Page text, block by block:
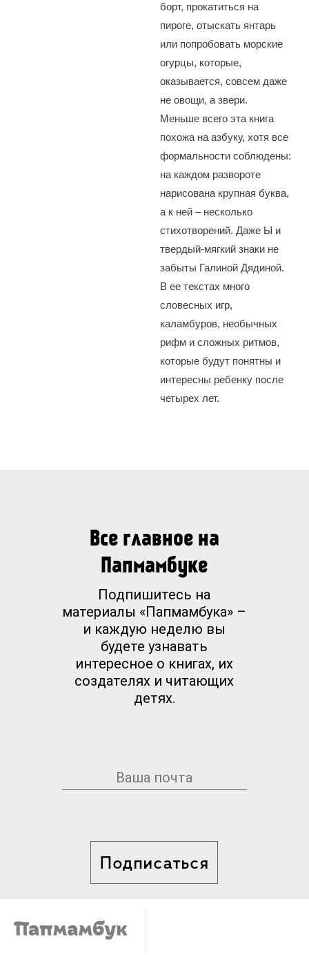
борт, прокатиться на
пироге, отыскать янтарь
или попробовать морские
огурцы, которые,
оказывается, совсем даже
не овощи, а звери.
Меньше всего эта книга
похожа на азбуку, хотя все
формальности соблюдены:
на каждом развороте
нарисована крупная буква,
а к ней – несколько
стихотворений. Даже Ы и
твердый-мягкий знаки не
забыты Галиной Дядиной.
В ее текстах много
словесных игр,
каламбуров, необычных
рифм и сложных ритмов,
которые будут понятны и
интересны ребенку после
четырех лет.
Все главное на
Папмамбуке
Подпишитесь на
материалы «Папмамбука» –
и каждую неделю вы
будете узнавать
интересное о книгах, их
создателях и читающих
детях.
Подписаться